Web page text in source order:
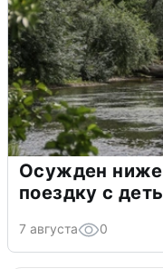
Осужден
поездку с
7 августа 0